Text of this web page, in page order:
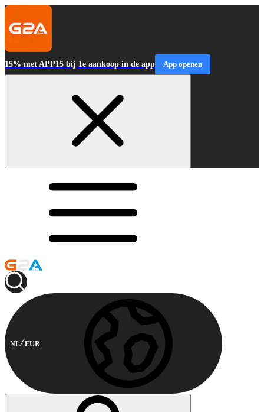
15% met APP15 bij 1e aankoop in de app App openen
NL EUR